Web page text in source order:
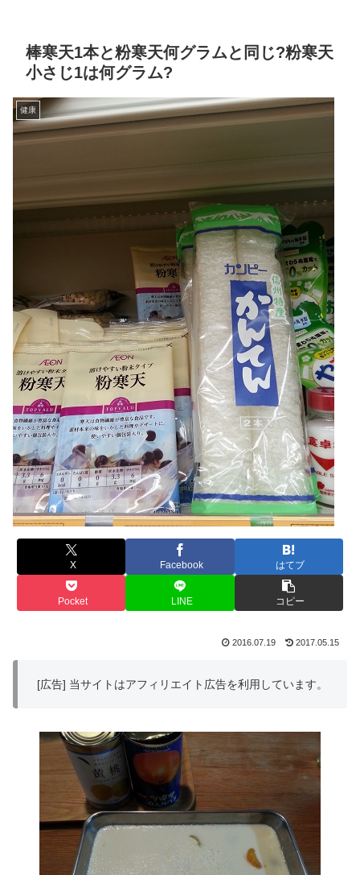
棒寒天1本と粉寒天何グラムと同じ?粉寒天
小さじ1は何グラム?
健康
X Facebook はてブ
Pocket LINE コピー
2016.07.19 2017.05.15
[広告] 当サイトはアフィリエイト広告を利用しています。